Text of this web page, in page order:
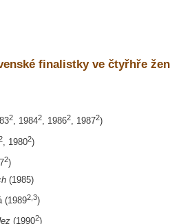
finalistky ve čtyřhře žen
2, 19842, 19862, 19872)
, 19802)
2)
(1985)
(19892,3)
(19902)